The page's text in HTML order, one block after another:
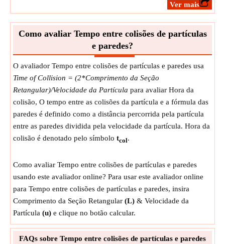
​Ver mais
Como avaliar Tempo entre colisões de partículas
e paredes?
O avaliador Tempo entre colisões de partículas e paredes usa
Time of Collision = (2*Comprimento da Seção
Retangular)/Velocidade da Partícula para avaliar Hora da
colisão, O tempo entre as colisões da partícula e a fórmula das
paredes é definido como a distância percorrida pela partícula
entre as paredes dividida pela velocidade da partícula. Hora da
colisão é denotado pelo símbolo tcol.
Como avaliar Tempo entre colisões de partículas e paredes
usando este avaliador online? Para usar este avaliador online
para Tempo entre colisões de partículas e paredes, insira
Comprimento da Seção Retangular (L) & Velocidade da
Partícula (u) e clique no botão calcular.
FAQs sobre Tempo entre colisões de partículas e paredes